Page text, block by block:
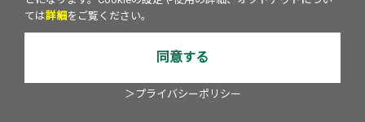
ては詳細 をご覧ください。
同意する
＞プライバシーポリシー